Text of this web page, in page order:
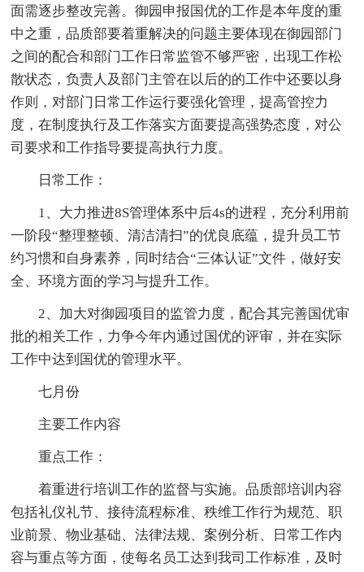
面需逐步整改完善。御园申报国优的工作是本年度的重
中之重，品质部要着重解决的问题主要体现在御园部门
之间的配合和部门工作日常监管不够严密，出现工作松
散状态，负责人及部门主管在以后的的工作中还要以身
作则，对部门日常工作运行要强化管理，提高管控力
度，在制度执行及工作落实方面要提高强势态度，对公
司要求和工作指导要提高执行力度。
日常工作：
1、大力推进8S管理体系中后4s的进程，充分利用前
一阶段“整理整顿、清洁清扫”的优良底蕴，提升员工节
约习惯和自身素养，同时结合“三体认证”文件，做好安
全、环境方面的学习与提升工作。
2、加大对御园项目的监管力度，配合其完善国优审
批的相关工作，力争今年内通过国优的评审，并在实际
工作中达到国优的管理水平。
七月份
主要工作内容
重点工作：
着重进行培训工作的监督与实施。品质部培训内容
包括礼仪礼节、接待流程标准、秩维工作行为规范、职
业前景、物业基础、法律法规、案例分析、日常工作内
容与重点等方面，使每名员工达到我司工作标准，及时